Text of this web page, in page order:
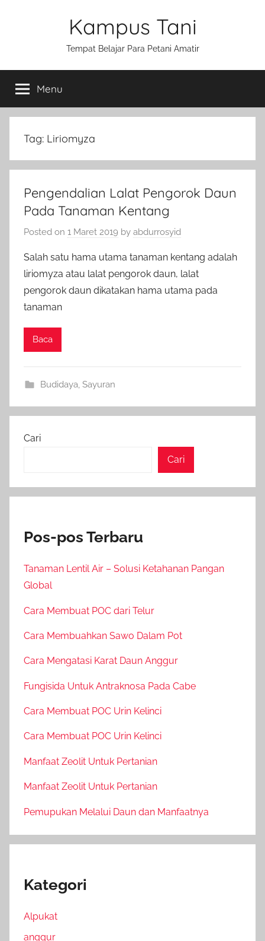
Kampus Tani
Tempat Belajar Para Petani Amatir
Menu
Tag: Liriomyza
Pengendalian Lalat Pengorok Daun
Pada Tanaman Kentang
Posted on 1 Maret 2019 by abdurrosyid
Salah satu hama utama tanaman kentang adalah
liriomyza atau lalat pengorok daun, lalat
pengorok daun dikatakan hama utama pada
tanaman
Baca
Budidaya Sayuran
Cari
Cari
Pos-pos Terbaru
Tanaman Lentil Air – Solusi Ketahanan Pangan
Global
Cara Membuat POC dari Telur
Cara Membuahkan Sawo Dalam Pot
Cara Mengatasi Karat Daun Anggur
Fungisida Untuk Antraknosa Pada Cabe
Cara Membuat POC Urin Kelinci
Cara Membuat POC Urin Kelinci
Manfaat Zeolit Untuk Pertanian
Manfaat Zeolit Untuk Pertanian
Pemupukan Melalui Daun dan Manfaatnya
Kategori
Alpukat
anggur